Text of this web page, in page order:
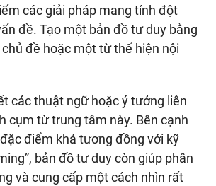
các giải pháp mang tính đột
đề. Tạo một bản đồ tư duy bằng
đề hoặc một từ thể hiện nội
các thuật ngữ hoặc ý tưởng liên
cụm từ trung tâm này. Bên cạnh
điểm khá tương đồng với kỹ
bản đồ tư duy còn giúp phân
và cung cấp một cách nhìn rất